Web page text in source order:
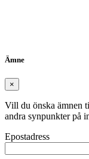
Ämne
×
Vill du önska ämnen
andra synpunkter på
Epostadress